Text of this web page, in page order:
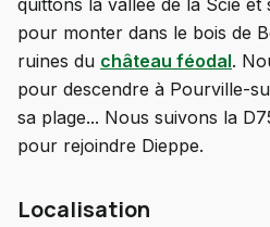
quittons la vallée de la Scie et
pour monter dans le bois de
ruines du château féodal.
pour descendre à Pourville-
sa plage... Nous suivons la
pour rejoindre Dieppe.
Localisation